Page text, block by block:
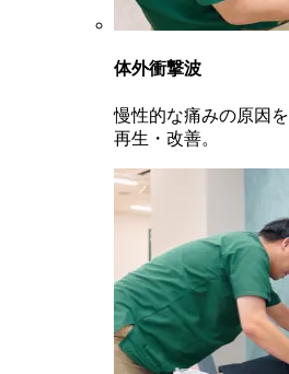
体外衝撃波
慢性的な痛みの原因を
再生・改善。